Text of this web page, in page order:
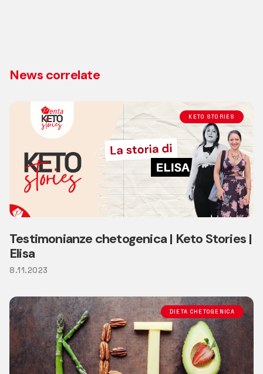
News correlate
KETO STORIES
Testimonianze chetogenica | Keto Stories |
Elisa
8.11.2023
DIETA CHETOGENICA